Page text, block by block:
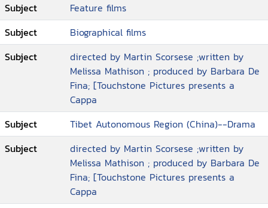
Subject
Feature films
Subject
Biographical films
Subject
directed by Martin Scorsese ;written by
Melissa Mathison ; produced by Barbara De
Fina; [Touchstone Pictures presents a
Cappa
Subject
Tibet Autonomous Region (China)--Drama
Subject
directed by Martin Scorsese ;written by
Melissa Mathison ; produced by Barbara De
Fina; [Touchstone Pictures presents a
Cappa